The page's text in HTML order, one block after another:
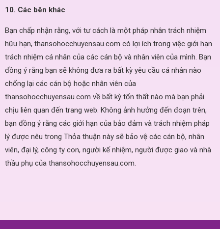
10. Các bên khác
Bạn chấp nhận rằng, với tư cách là một pháp nhân trách nhiệm
hữu hạn, thansohocchuyensau.com có lợi ích trong việc giới hạn
trách nhiệm cá nhân của các cán bộ và nhân viên của mình. Bạn
đồng ý rằng bạn sẽ không đưa ra bất kỳ yêu cầu cá nhân nào
chống lại các cán bộ hoặc nhân viên của
thansohocchuyensau.com về bất kỳ tổn thất nào mà bạn phải
chịu liên quan đến trang web. Không ảnh hưởng đến đoạn trên,
bạn đồng ý rằng các giới hạn của bảo đảm và trách nhiệm pháp
lý được nêu trong Thỏa thuận này sẽ bảo vệ các cán bộ, nhân
viên, đại lý, công ty con, người kế nhiệm, người được giao và nhà
thầu phụ của thansohocchuyensau.com.